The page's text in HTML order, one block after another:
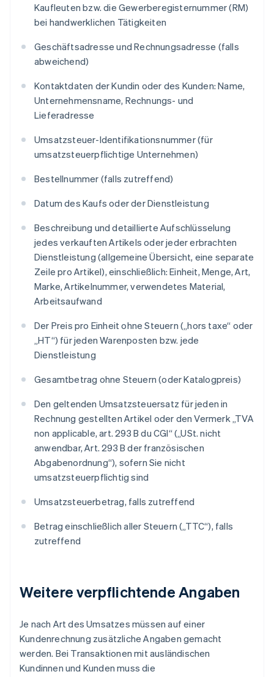
Kaufleuten bzw. die Gewerberegisternummer (RM)
bei handwerklichen Tätigkeiten
Geschäftsadresse und Rechnungsadresse (falls
abweichend)
Kontaktdaten der Kundin oder des Kunden: Name,
Unternehmensname, Rechnungs- und
Lieferadresse
Umsatzsteuer-Identifikationsnummer (für
umsatzsteuerpflichtige Unternehmen)
Bestellnummer (falls zutreffend)
Datum des Kaufs oder der Dienstleistung
Beschreibung und detaillierte Aufschlüsselung
jedes verkauften Artikels oder jeder erbrachten
Dienstleistung (allgemeine Übersicht, eine separate
Zeile pro Artikel), einschließlich: Einheit, Menge, Art,
Marke, Artikelnummer, verwendetes Material,
Arbeitsaufwand
Der Preis pro Einheit ohne Steuern („hors taxe“ oder
„HT“) für jeden Warenposten bzw. jede
Dienstleistung
Gesamtbetrag ohne Steuern (oder Katalogpreis)
Den geltenden Umsatzsteuersatz für jeden in
Rechnung gestellten Artikel oder den Vermerk „TVA
non applicable, art. 293 B du CGI“ („USt. nicht
anwendbar, Art. 293 B der französischen
Abgabenordnung“), sofern Sie nicht
umsatzsteuerpflichtig sind
Umsatzsteuerbetrag, falls zutreffend
Betrag einschließlich aller Steuern („TTC“), falls
zutreffend
Weitere verpflichtende Angaben
Je nach Art des Umsatzes müssen auf einer
Kundenrechnung zusätzliche Angaben gemacht
werden. Bei Transaktionen mit ausländischen
Kundinnen und Kunden muss die